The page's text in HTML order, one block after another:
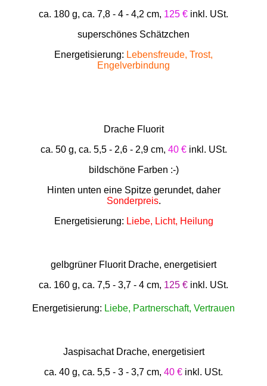
ca. 180 g, ca. 7,8 - 4 - 4,2 cm, 125 € inkl. USt.
superschönes Schätzchen
Energetisierung: Lebensfreude, Trost,
Engelverbindung
Drache Fluorit
ca. 50 g, ca. 5,5 - 2,6 - 2,9 cm, 40 €inkl. USt.
bildschöne Farben :-)
Hinten unten eine Spitze gerundet, daher
Sonderpreis.
Energetisierung: Liebe, Licht, Heilung
gelbgrüner Fluorit Drache, energetisiert
ca. 160 g, ca. 7,5 - 3,7 - 4 cm, 125 € inkl. USt.
Energetisierung: Liebe, Partnerschaft, Vertrauen
Jaspisachat Drache, energetisiert
ca. 40 g, ca. 5,5 - 3 - 3,7 cm, 40 € inkl. USt.